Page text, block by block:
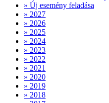
» Új esemény feladása
» 2027
» 2026
» 2025
» 2024
» 2023
» 2022
» 2021
» 2020
» 2019
» 2018